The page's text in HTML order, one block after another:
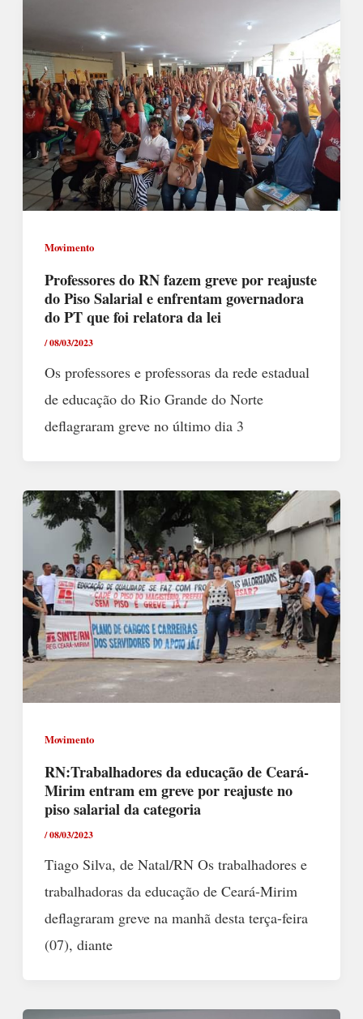
Movimento
Professores do RN fazem greve por reajuste
do Piso Salarial e enfrentam governadora
do PT que foi relatora da lei
/08/03/2023
Os professores e professoras da rede estadual
de educação do Rio Grande do Norte
deflagraram greve no último dia 3
Movimento
RN:Trabalhadores da educação de Ceará-
Mirim entram em greve por reajuste no
piso salarial da categoria
/08/03/2023
Tiago Silva, de Natal/RN Os trabalhadores e
trabalhadoras da educação de Ceará-Mirim
deflagraram greve na manhã desta terça-feira
(07), diante